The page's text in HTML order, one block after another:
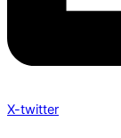
X-twitter